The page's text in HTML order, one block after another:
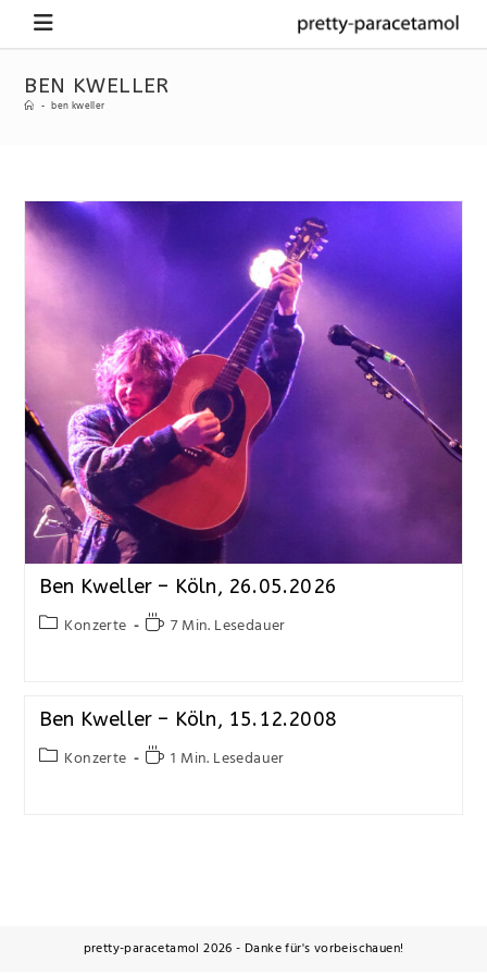
BEN KWELLER
- ben kweller
Ben Kweller – Köln, 26.05.2026
Konzerte 7 Min. Lesedauer
Ben Kweller – Köln, 15.12.2008
Konzerte 1 Min. Lesedauer
pretty-paracetamol 2026 - Danke für's vorbeischauen!